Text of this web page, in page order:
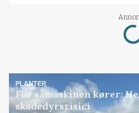
PLANTER
Før såmaskinen kører:
skadedyrsrisici